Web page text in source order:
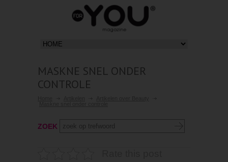
MASKNE SNEL ONDER
CONTROLE
ZOEK